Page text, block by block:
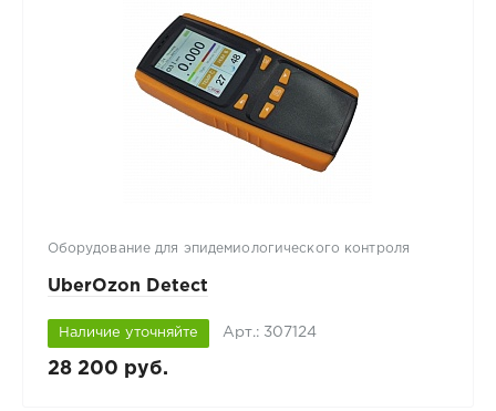
Оборудование для эпидемиологического контроля
UberOzon Detect
Наличие уточняйте Арт.: 307124
28 200 руб.